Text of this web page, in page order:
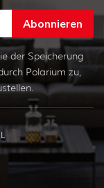
der Speicherung
Polarium zu,